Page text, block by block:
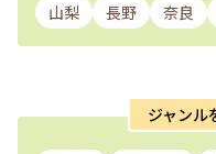
山梨
長野 奈良
ジャンル